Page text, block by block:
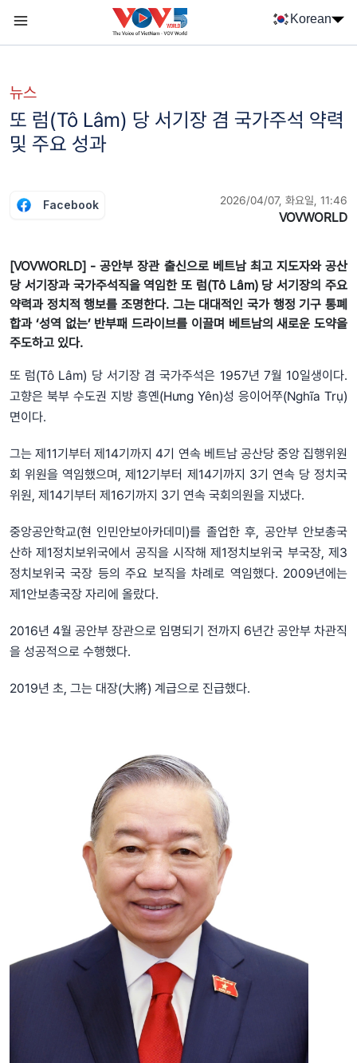
Korean
뉴스
또 럼(Tô Lâm) 당 서기장 겸 국가주석 약력
및 주요 성과
Facebook 2026/04/07, 화요일, 11:46
VOVWORLD
[VOVWORLD] - 공안부 장관 출신으로 베트남 최고 지도자와 공산
당 서기장과 국가주석직을 역임한 또 럼(Tô Lâm) 당 서기장의 주요
약력과 정치적 행보를 조명한다. 그는 대대적인 국가 행정 기구 통폐
합과 ‘성역 없는’ 반부패 드라이브를 이끌며 베트남의 새로운 도약을
주도하고 있다.
또 럼(Tô Lâm) 당 서기장 겸 국가주석은 1957년 7월 10일생이다.
고향은 북부 수도권 지방 흥옌(Hưng Yên)성 응이어쭈(Nghĩa Trụ)
면이다.
그는 제11기부터 제14기까지 4기 연속 베트남 공산당 중앙 집행위원
회 위원을 역임했으며, 제12기부터 제14기까지 3기 연속 당 정치국
위원, 제14기부터 제16기까지 3기 연속 국회의원을 지냈다.
중앙공안학교(현 인민안보아카데미)를 졸업한 후, 공안부 안보총국
산하 제1정치보위국에서 공직을 시작해 제1정치보위국 부국장, 제3
정치보위국 국장 등의 주요 보직을 차례로 역임했다. 2009년에는
제1안보총국장 자리에 올랐다.
2016년 4월 공안부 장관으로 임명되기 전까지 6년간 공안부 차관직
을 성공적으로 수행했다.
2019년 초, 그는 대장(大將) 계급으로 진급했다.